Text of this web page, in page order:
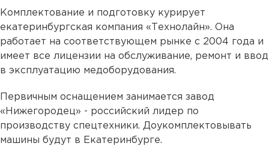
Комплектование и подготовку курирует
екатеринбургская компания «Технолайн». Она
работает на соответствующем рынке с 2004 года и
имеет все лицензии на обслуживание, ремонт и ввод
в эксплуатацию медоборудования.
Первичным оснащением занимается завод
«Нижегородец» - российский лидер по
производству спецтехники. Доукомплектовывать
машины будут в Екатеринбурге.